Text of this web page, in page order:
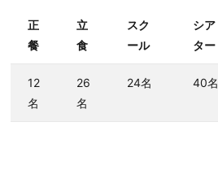
正
餐
立
食
スク
ール
シア
ター
12
名
26
名
24名 40名